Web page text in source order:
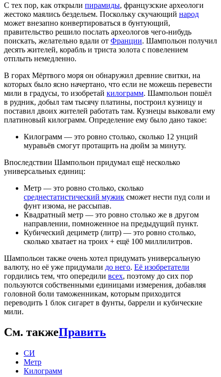
С тех пор, как открыли пирамиды, французские археологи
жестоко маялись бездельем. Поскольку скучающий народ
может внезапно конвертироваться в бунтующий,
правительство решило послать археологов чего-нибудь
поискать, желательно вдали от Франции. Шампольон получил
десять жителей, корабль и триста золота с повелением
отплыть немедленно.
В горах Мёртвого моря он обнаружил древние свитки, на
которых было ясно начертано, что если не можешь перевести
мили в градусы, то изобретай килограмм. Шампольон пошёл
в рудник, добыл там тысячу платины, построил кузницу и
поставил двоих жителей работать там. Кузнецы выковали ему
платиновый килограмм. Определение ему было дано такое:
Килограмм — это ровно столько, сколько 12 унций
муравьёв смогут протащить на дюйм за минуту.
Впоследствии Шампольон придумал ещё несколько
универсальных единиц:
Метр — это ровно столько, сколько
среднестатистический мужик сможет нести пуд соли и
фунт изюма, не рассыпав.
Квадратный метр — это ровно столько же в другом
направлении, помноженное на предыдущий пункт.
Кубический дециметр (литр) — это ровно столько,
сколько хватает на троих + ещё 100 миллилитров.
Шампольон также очень хотел придумать универсальную
валюту, но её уже придумали до него. Её изобретатели
гордились тем, что опередили всех, поэтому до сих пор
пользуются собственными единицами измерения, добавляя
головной боли таможенникам, которым приходится
переводить 1 блок сигарет в фунты, баррели и кубические
мили.
См. такжеПравить
СИ
Метр
Килограмм